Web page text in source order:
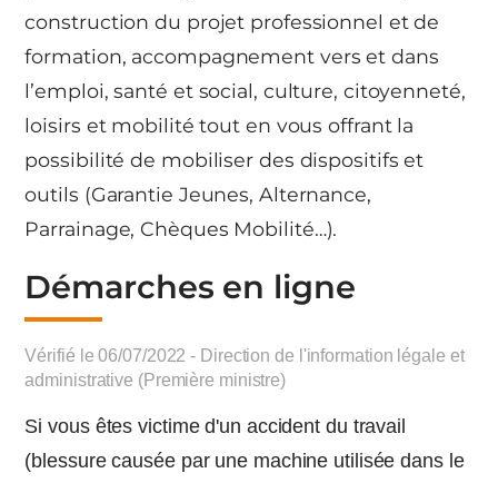
construction du projet professionnel et de
formation, accompagnement vers et dans
l’emploi, santé et social, culture, citoyenneté,
loisirs et mobilité tout en vous offrant la
possibilité de mobiliser des dispositifs et
outils (Garantie Jeunes, Alternance,
Parrainage, Chèques Mobilité…).
Démarches en ligne
Vérifié le 06/07/2022 - Direction de l'information légale et
administrative (Première ministre)
Si vous êtes victime d'un accident du travail
(blessure causée par une machine utilisée dans le